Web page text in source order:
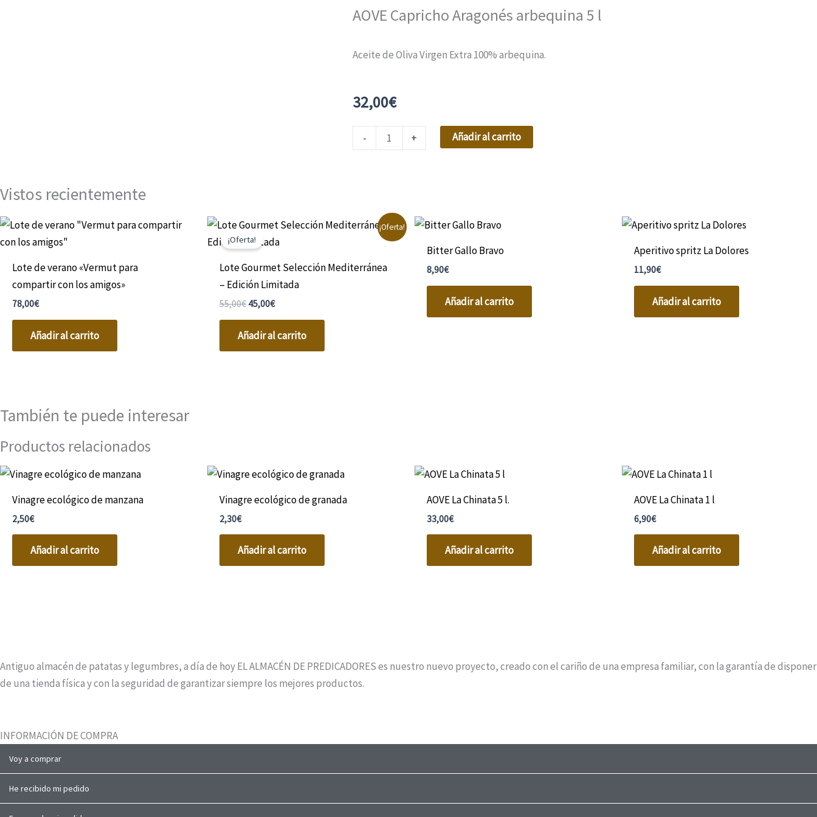
AOVE Capricho Aragonés arbequina 5 l
Aceite de Oliva Virgen Extra 100% arbequina.
32,00€
-
Capricho
cantidad
+ Añadir al carrito
Vistos recientemente
Lote de verano «Vermut para
compartir con los amigos»
78,00€
Añadir al carrito
¡Oferta!
¡Oferta!
Lote Gourmet Selección Mediterránea
– Edición Limitada
55,00€
El
original
55,00€.
45,00€
El
actual
45,00€.
Añadir al carrito
Bitter Gallo Bravo
8,90€
Añadir al carrito
Aperitivo spritz La Dolores
11,90€
Añadir al carrito
También te puede interesar
Productos relacionados
Vinagre ecológico de manzana
2,50€
Añadir al carrito
Vinagre ecológico de granada
2,30€
Añadir al carrito
AOVE La Chinata 5 l.
33,00€
Añadir al carrito
AOVE La Chinata 1 l
6,90€
Añadir al carrito
Antiguo almacén de patatas y legumbres, a día de hoy EL ALMACÉN DE PREDICADORES es nuestro nuevo proyecto, creado con el cariño de una empresa familiar, con la garantía de disponer
de una tienda física y con la seguridad de garantizar siempre los mejores productos.
INFORMACIÓN DE COMPRA
Voy a comprar
He recibido mi pedido